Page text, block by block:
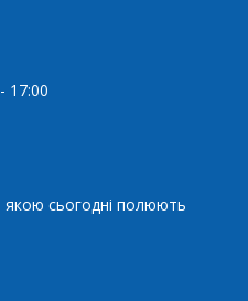
17:00
якою сьогодні полюють